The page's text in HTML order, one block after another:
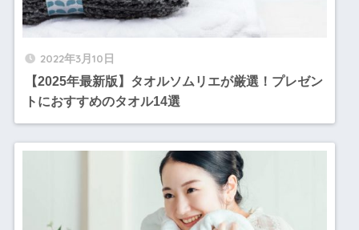
2022年3月10日
【2025年最新版】タオルソムリエが厳選！プレゼン
トにおすすめのタオル14選